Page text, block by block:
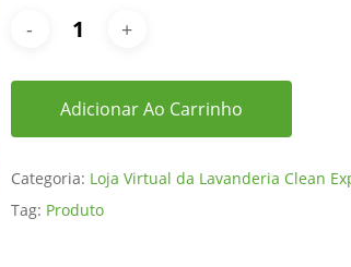
Adicionar Ao Carrinho
Categoria: Loja Virtual da Lavanderia Clean
Tag: Produto